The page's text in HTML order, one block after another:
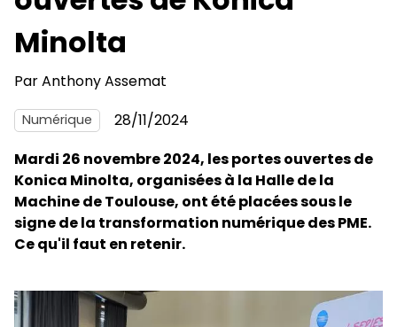
Minolta
ParAnthony Assemat
Numérique
28/11/2024
Mardi 26 novembre 2024, les portes ouvertes de
Konica Minolta, organisées à la Halle de la
Machine de Toulouse, ont été placées sous le
signe de la transformation numérique des PME.
Ce qu'il faut en retenir.